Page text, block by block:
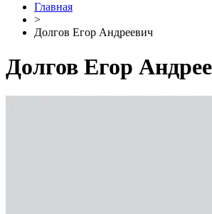
Главная
>
Долгов Егор Андреевич
Долгов Егор